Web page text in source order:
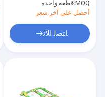
MOQ: قطعة واحدة
أحصل على آخر سعر
ﺎﺘﺼﻟ ﺍﻶﻧ